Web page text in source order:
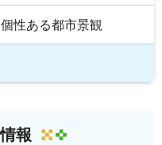
性ある都市景観
報